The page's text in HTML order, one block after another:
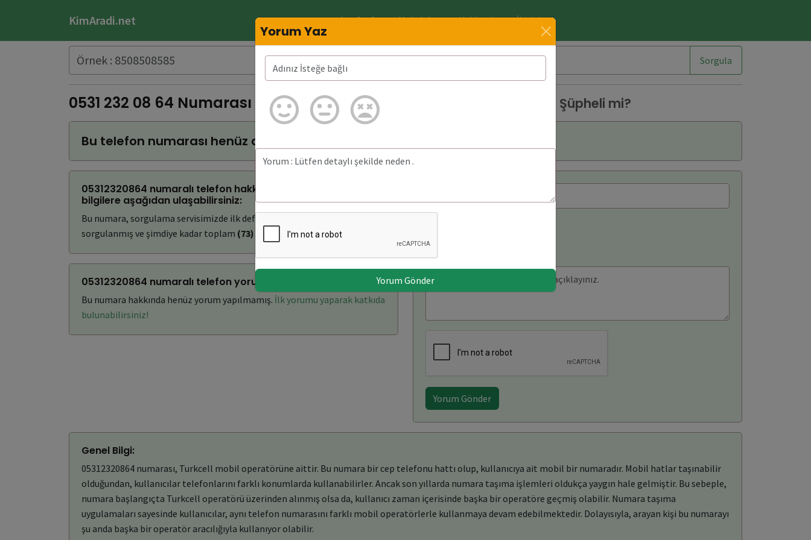
KimAradi.net Ana Sayfa Makaleler Hakkında İletişim
Sorgula
0531 232 08 64 Numarası Kimin? 05312320864 Neden arar? 05312320864 Şüpheli mi?
Bu telefon numarası henüz doğrulanmadı.
05312320864 numaralı telefon hakkında bulunan detaylı
bilgilere aşağıdan ulaşabilirsiniz:
Bu numara, sorgulama servisimizde ilk defa
sorgulanmış ve şimdiye kadar toplam (73) kez aranmıştır.
05312320864 numaralı telefon yorumları: (0)
Bu numara hakkında henüz yorum yapılmamış. İlk yorumu yaparak katkıda
bulunabilirsiniz!
Yorum Gönder
Genel Bilgi:
05312320864 numarası, Turkcell mobil operatörüne aittir. Bu numara bir cep telefonu hattı olup, kullanıcıya ait mobil bir numaradır. Mobil hatlar taşınabilir
olduğundan, kullanıcılar telefonlarını farklı konumlarda kullanabilirler. Ancak son yıllarda numara taşıma işlemleri oldukça yaygın hale gelmiştir. Bu sebeple,
numara başlangıçta Turkcell operatörü üzerinden alınmış olsa da, kullanıcı zaman içerisinde başka bir operatöre geçmiş olabilir. Numara taşıma
uygulamaları sayesinde kullanıcılar, aynı telefon numarasını farklı mobil operatörlerle kullanmaya devam edebilmektedir. Dolayısıyla, arayan kişi bu numarayı
şu anda başka bir operatör aracılığıyla kullanıyor olabilir.
Yorum Yaz
Yorum Gönder